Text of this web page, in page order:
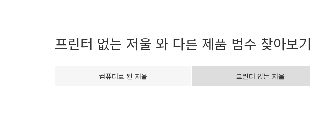
프린터 없는 저울 와 다른 제품 범주 찾아보기
컴퓨터로 된 저울 프린터 없는 저울